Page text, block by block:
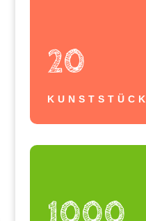
20
KUNSTSTÜCK